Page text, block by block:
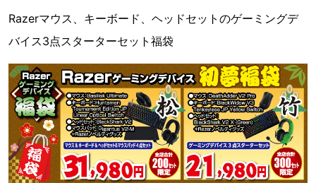
Razerマウス、キーボード、ヘッドセットのゲーミングデ
バイス3点スターターセット福袋